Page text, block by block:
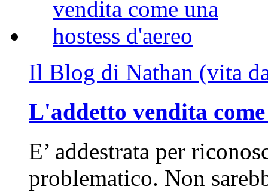
Il Blog di Nathan (vita
L'addetto vendita
E’ addestrata per
problematico. Non